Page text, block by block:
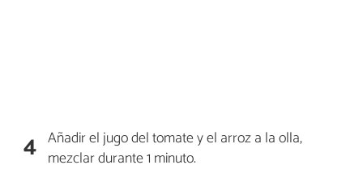
4 Añadir el jugo del tomate y el arroz a la olla,
mezclar durante 1 minuto.